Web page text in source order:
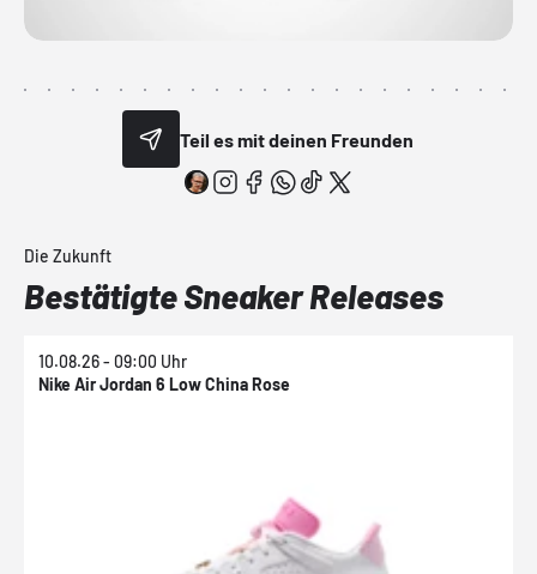
Teil es mit deinen Freunden
Die Zukunft
Bestätigte Sneaker Releases
10.08.26 - 09:00 Uhr
Nike Air Jordan 6 Low China Rose